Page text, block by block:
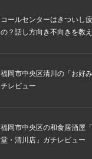
コールセンターはきついし
の？話し方向き不向きを教
福岡市中央区清川の「お好
チレビュー
福岡市中央区の和食居酒屋
堂・清川店」ガチレビュー